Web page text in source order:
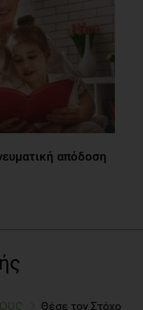
απόδοση
Θέσε τον Στόχο